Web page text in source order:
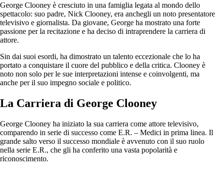
George Clooney è cresciuto in una famiglia legata al mondo dello
spettacolo: suo padre, Nick Clooney, era anchegli un noto presentatore
televisivo e giornalista. Da giovane, George ha mostrato una forte
passione per la recitazione e ha deciso di intraprendere la carriera di
attore.
Sin dai suoi esordi, ha dimostrato un talento eccezionale che lo ha
portato a conquistare il cuore del pubblico e della critica. Clooney è
noto non solo per le sue interpretazioni intense e coinvolgenti, ma
anche per il suo impegno sociale e politico.
La Carriera di George Clooney
George Clooney ha iniziato la sua carriera come attore televisivo,
comparendo in serie di successo come E.R. – Medici in prima linea. Il
grande salto verso il successo mondiale è avvenuto con il suo ruolo
nella serie E.R., che gli ha conferito una vasta popolarità e
riconoscimento.